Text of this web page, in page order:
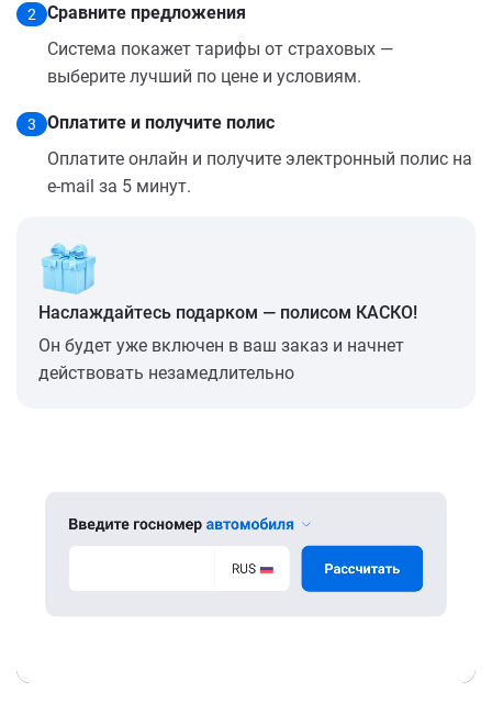
2
Сравните предложения
Система покажет тарифы от страховых —
выберите лучший по цене и условиям.
3
Оплатите и получите полис
Оплатите онлайн и получите электронный полис на
e-mail за 5 минут.
Наслаждайтесь подарком — полисом КАСКО!
Он будет уже включен в ваш заказ и начнет
действовать незамедлительно